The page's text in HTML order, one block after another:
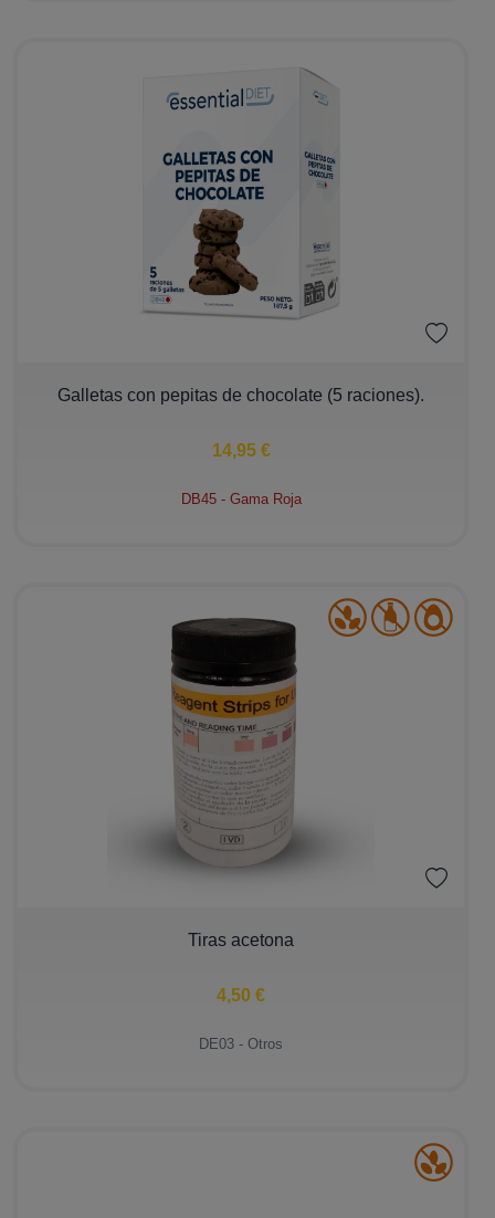
+
Galletas con pepitas de chocolate (5 raciones).
14,95 €
DB45 - Gama Roja
Tiras acetona
4,50 €
DE03 - Otros